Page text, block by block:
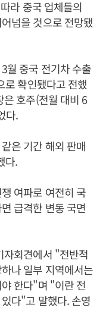
라 중국 업체들의
넘을 것으로 전망됐
월 중국 전기차 수출
로 확인됐다고 전했
호주(전월 대비 6
다.
은 기간 해외 판매
다.
여파로 여전히 국
급격한 변동 국면
자회견에서 "전반적
나 일부 지역에서는
한다"며 "이란 전
다"고 말했다. 손영